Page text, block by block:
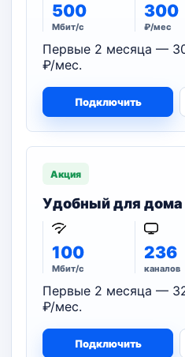
500
Мбит/с
300
₽/мес
Первые 2 месяца —
₽/мес.
Подключить
Акция
Удобный для дома
100
Мбит/с
236
каналов
Первые 2 месяца —
₽/мес.
Подключить